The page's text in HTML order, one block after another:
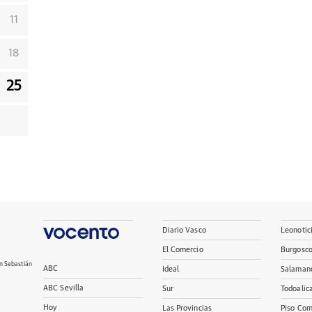
11
18
25
Sebastián
ABC
ABC Sevilla
Hoy
Diario Vasco
El Comercio
Ideal
Sur
Las Provincias Piso